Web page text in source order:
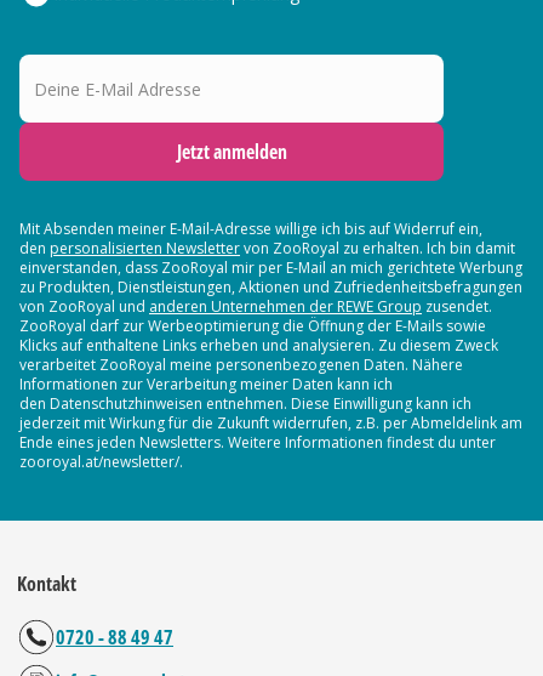
Deine E-Mail Adresse
Jetzt anmelden
Mit Absenden meiner E-Mail-Adresse willige ich bis auf Widerruf ein,
den personalisierten Newslettervon ZooRoyal zu erhalten. Ich bin damit
einverstanden, dass ZooRoyal mir per E-Mail an mich gerichtete Werbung
zu Produkten, Dienstleistungen, Aktionen und Zufriedenheitsbefragungen
von ZooRoyal und anderen Unternehmen der REWE Group zusendet.
ZooRoyal darf zur Werbeoptimierung die Öffnung der E-Mails sowie
Klicks auf enthaltene Links erheben und analysieren. Zu diesem Zweck
verarbeitet ZooRoyal meine personenbezogenen Daten. Nähere
Informationen zur Verarbeitung meiner Daten kann ich
den Datenschutzhinweisen entnehmen. Diese Einwilligung kann ich
jederzeit mit Wirkung für die Zukunft widerrufen, z.B. per Abmeldelink am
Ende eines jeden Newsletters. Weitere Informationen findest du unter
zooroyal.at/newsletter/.
Kontakt
0720 - 88 49 47